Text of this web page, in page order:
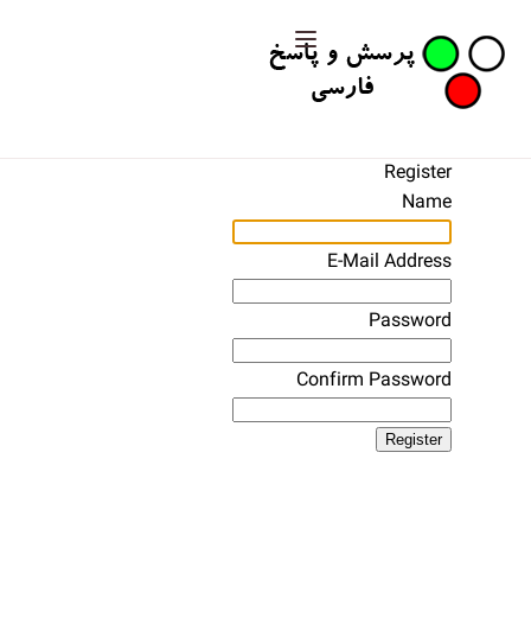
Register
Name
E-Mail Address
Password
Confirm Password
Register